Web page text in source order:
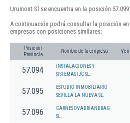
Urumont Sl se encuentra en la posición
A continuación podrá consultar la posición
empresas con posiciones similares:
Posición
Provincia
Nombre de la empresa
57.094
INSTALACIONES Y
SISTEMAS IJC SL.
57.095
ESTUDIO INMOBILIARIO
SEVILLA LA NUEVA SL.
57.096
CARNES DVADRIANDRAG
SL.